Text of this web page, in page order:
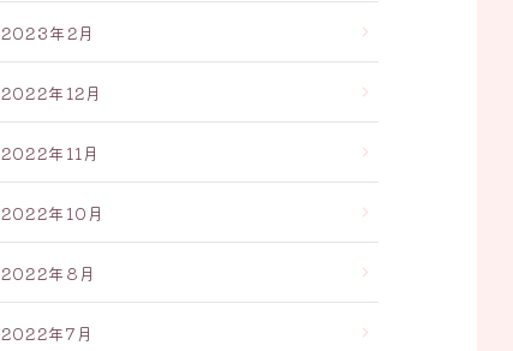
2023年2月
2022年12月
2022年11月
2022年10月
2022年8月
2022年7月